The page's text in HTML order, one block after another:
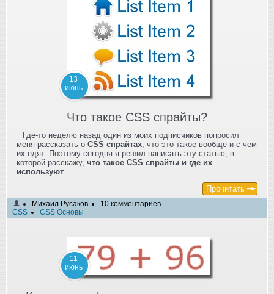
13
июнь
Что такое CSS спрайты?
Где-то неделю назад один из моих подписчиков попросил
меня рассказать о CSS спрайтах , что это такое вообще и с чем
их едят. Поэтому сегодня я решил написать эту статью, в
которой расскажу, что такое CSS спрайты и где их
используют
Прочитать
Михаил Русаков
10 комментариев
CSS
CSS Основы
11
июнь